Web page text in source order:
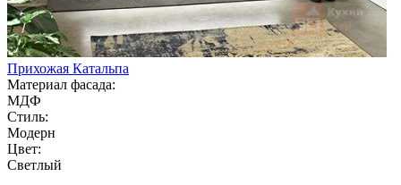
Прихожая Катальпа
Материал фасада:
МДФ
Стиль:
Модерн
Цвет:
Светлый